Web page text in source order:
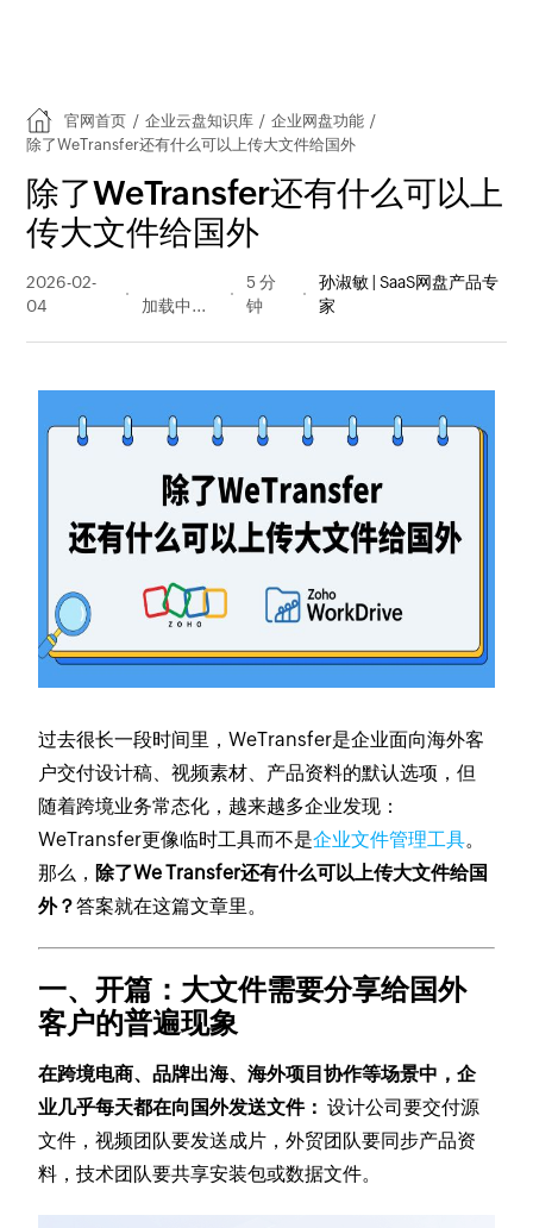
官网首页 / 企业云盘知识库 / 企业网盘功能 /
除了WeTransfer还有什么可以上传大文件给国外
除了WeTransfer还有什么可以上
传大文件给国外
2026-02-
04
量
5 分
钟
孙淑敏 | SaaS网盘产品专
家
过去很长一段时间里，WeTransfer是企业面向海外客
户交付设计稿、视频素材、产品资料的默认选项，但
随着跨境业务常态化，越来越多企业发现：
WeTransfer更像临时工具而不是企业文件管理工具。
那么， 除了We Transfer还有什么可以上传大文件给国
外？答案就在这篇文章里。
一、开篇：大文件需要分享给国外
客户的普遍现象
在跨境电商、品牌出海、海外项目协作等场景中，企
业几乎每天都在向国外发送文件： 设计公司要交付源
文件，视频团队要发送成片，外贸团队要同步产品资
料，技术团队要共享安装包或数据文件。